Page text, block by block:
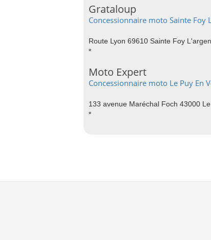
Grataloup
Concessionnaire moto Sainte Foy
Route Lyon 69610 Sainte Foy
*
Moto Expert
Concessionnaire moto Le Puy En
133 avenue Maréchal Foch 43000
*